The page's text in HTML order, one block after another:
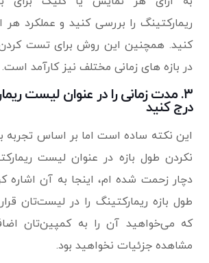
ریمارکتینگ را بررسی کنید و عملکرد هر
کنید. همچنین این روش برای تست
در بازه های زمانی مختلف نیز کارآمد است.
۳. مدت زمانی را در عنوان لیست
درج کنید
این نکته ساده است اما بر اساس تجربه
نکردن طول بازه در عنوان لیست
دچار زحمت شده ام، اینجا به آن اشاره
طول بازه ریمارکتینگ را در لیست‌تان
که می‌خواهید آن را به کمپین‌تان
مشاهده جزئیات نخواهید بود.